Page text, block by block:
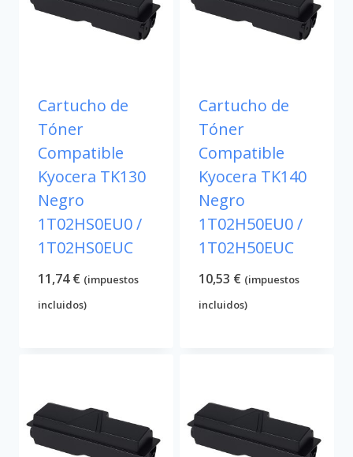
Cartucho de
Tóner
Compatible
Kyocera TK130
Negro
1T02HS0EU0 /
1T02HS0EUC
11,74€ (impuestos
incluidos)
Cartucho de
Tóner
Compatible
Kyocera TK140
Negro
1T02H50EU0 /
1T02H50EUC
10,53 € (impuestos
incluidos)